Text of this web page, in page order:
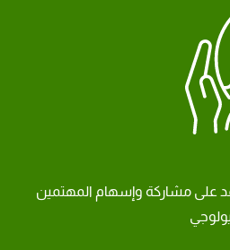
على مشاركة وإسهام المهتمين